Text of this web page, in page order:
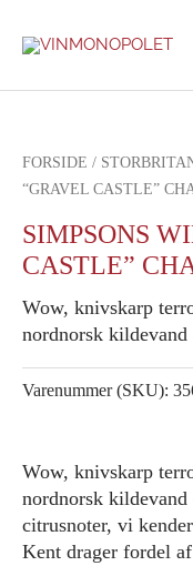
FORSIDE /
“GRAVEL CASTLE”
SIMPSONS
CASTLE”
Wow, knivskarp
nordnorsk
Varenummer (SKU):
Wow, knivskarp
nordnorsk kildevand
citrusnoter, vi
Kent drager fordel